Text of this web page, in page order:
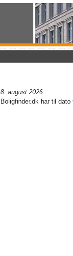
8. august 2026:
Boligfinder.dk har til